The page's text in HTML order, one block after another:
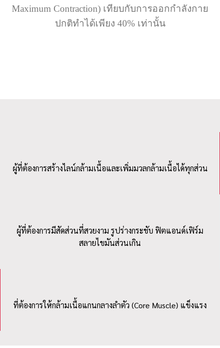
Maximum Contraction) เทียบกับการออกกำลังกาย
ปกติทำได้เพียง 40% เท่านั้น
ผู้ที่ต้องการสร้างไลน์กล้ามเนื้อและเพิ่มมวลกล้ามเนื้อได้ทุกส่วน
ผู้ที่ต้องการมีสัดส่วนที่สวยงาม รูปร่างกระชับ ฟิตแอนด์เฟิร์ม
สลายไขมันส่วนเกิน
ที่ต้องการให้กล้ามเนื้อแกนกลางลำตัว (Core Muscle) แข็งแรง